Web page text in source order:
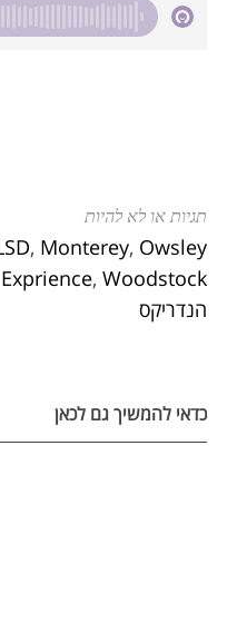
תגיות או לא להיות
, Monterey, Owsley
,Woodstock
הנדריקס
כדאי להמשיך גם לכאן